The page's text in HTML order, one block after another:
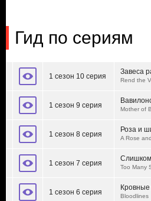
Гид по сериям
1 сезон 10 серия
Завеса
Rend the
1 сезон 9 серия Mother of
1 сезон 8 серия
Роза и
A Rose
1 сезон 7 серия
Слишком
Too Many
1 сезон 6 серия
Кровные
Bloodlines